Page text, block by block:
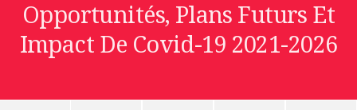
Opportunités, Plans Futurs Et
Impact De Covid-19 2021-2026